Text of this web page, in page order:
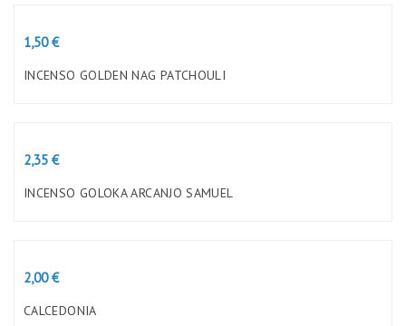
Preço
1,50 €
INCENSO GOLDEN NAG PATCHOULI
Preço
2,35 €
INCENSO GOLOKA ARCANJO SAMUEL
Preço
2,00 €
CALCEDONIA